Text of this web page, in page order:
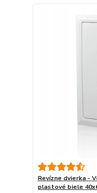
Revízne dvierka -
plastové biele